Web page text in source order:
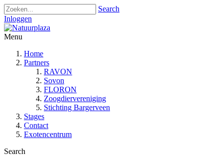
Search
Inloggen
Menu
Home
Partners
RAVON
Sovon
FLORON
Zoogdiervereniging
Stichting Bargerveen
Stages
Contact
Exotencentrum
Search